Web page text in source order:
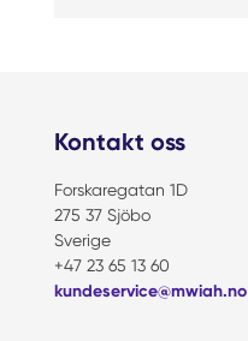
Kontakt oss
Forskaregatan 1D
275 37 Sjöbo
Sverige
+47 23 65 13 60
kundeservice@mwiah.no